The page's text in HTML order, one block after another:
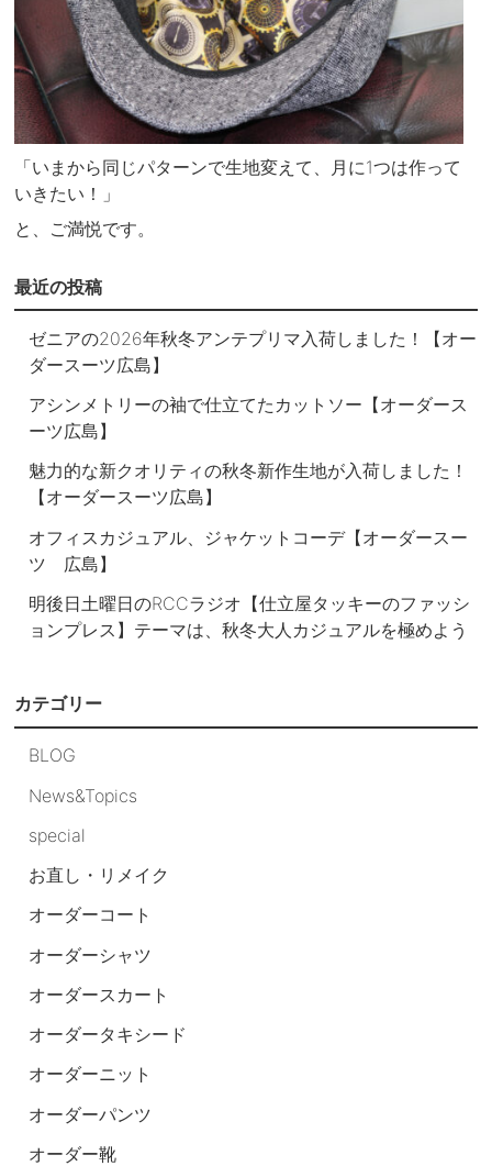
「いまから同じパターンで生地変えて、月に1つは作って
いきたい！」
と、ご満悦です。
最近の投稿
ゼニアの2026年秋冬アンテプリマ入荷しました！【オー
ダースーツ広島】
アシンメトリーの袖で仕立てたカットソー【オーダース
ーツ広島】
魅力的な新クオリティの秋冬新作生地が入荷しました！
【オーダースーツ広島】
オフィスカジュアル、ジャケットコーデ【オーダースー
ツ 広島】
明後日土曜日のRCCラジオ【仕立屋タッキーのファッシ
ョンプレス】テーマは、秋冬大人カジュアルを極めよう
カテゴリー
BLOG
News&Topics
special
お直し・リメイク
オーダーコート
オーダーシャツ
オーダースカート
オーダータキシード
オーダーニット
オーダーパンツ
オーダー靴